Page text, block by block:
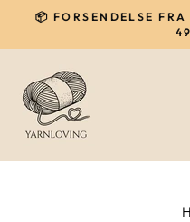
indhold
📦 FORSENDELSE